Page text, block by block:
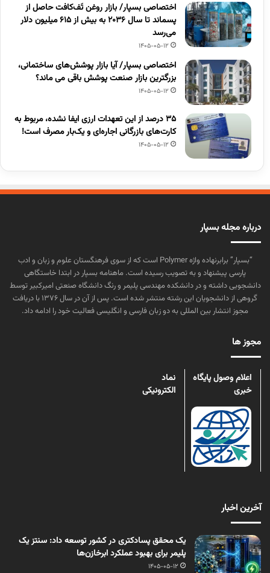
اختصاصی بسپار/ بازار روغن تَف‌کافت حاصل از
پسماند تا سال ۲۰۳۶ به بیش از ۶۱۵ میلیون دلار
می‌رسد
1405-05-12
اختصاصی بسپار/ آیا بازار پوشش‌های ساختمانی،
بزرگترین بازار صنعت پوشش باقی می ماند؟
1405-05-12
۳۵ درصد از این تعهدات ارزی ایفا نشده، مربوط به
کارت‌های بازرگانی اجاره‌ای و یک‌بار مصرف است!
1405-05-12
درباره مجله بسپار
“بسپار” برابرنهاده واژه Polymer است که از سوی فرهنگستان علوم و زبان و ادب
پارسی پیشنهاد و به تصویب رسیده است. ماهنامه بسپار در ابتدا خاستگاهی
دانشجویی داشته و در دانشکده مهندسی پلیمر و رنگ دانشگاه صنعتی امیرکبیر توسط
گروهی از دانشجویان این رشته منتشر شده است. پس از آن در سال ۱۳۷۶ با دریافت
مجوز انتشار بین المللی به دو زبان فارسی و انگلیسی فعالیت خود را ادامه داد.
مجوز ها
اعلام وصول پایگاه
خبری
نماد
الکترونیکی
آخرین اخبار
یک محقق پسادکتری در کشور توسعه داد: سنتز یک
پلیمر برای بهبود عملکرد ابرخازن‌ها
1405-05-12